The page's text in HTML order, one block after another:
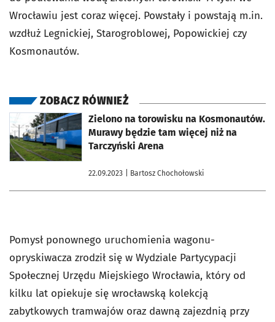
Wrocławiu jest coraz więcej. Powstały i powstają m.in.
wzdłuż Legnickiej, Starogroblowej, Popowickiej czy
Kosmonautów.
ZOBACZ RÓWNIEŻ
Zielono na torowisku na Kosmonautów.
Murawy będzie tam więcej niż na
Tarczyński Arena
22.09.2023 | Bartosz Chochołowski
otworzy się w nowej karcie
Pomysł ponownego uruchomienia wagonu-
opryskiwacza zrodził się w Wydziale Partycypacji
Społecznej Urzędu Miejskiego Wrocławia, który od
kilku lat opiekuje się wrocławską kolekcją
zabytkowych tramwajów oraz dawną zajezdnią przy